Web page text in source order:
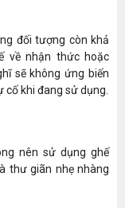
đối tượng còn khả
về nhận thức hoặc
sẽ không ứng biến
khi đang sử dụng.
nên sử dụng ghế
thư giãn nhẹ nhàng